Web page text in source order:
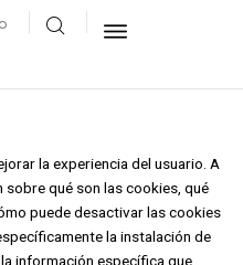
la experiencia del usuario. A
qué son las cookies, qué
puede desactivar las cookies
la instalación de
información específica que